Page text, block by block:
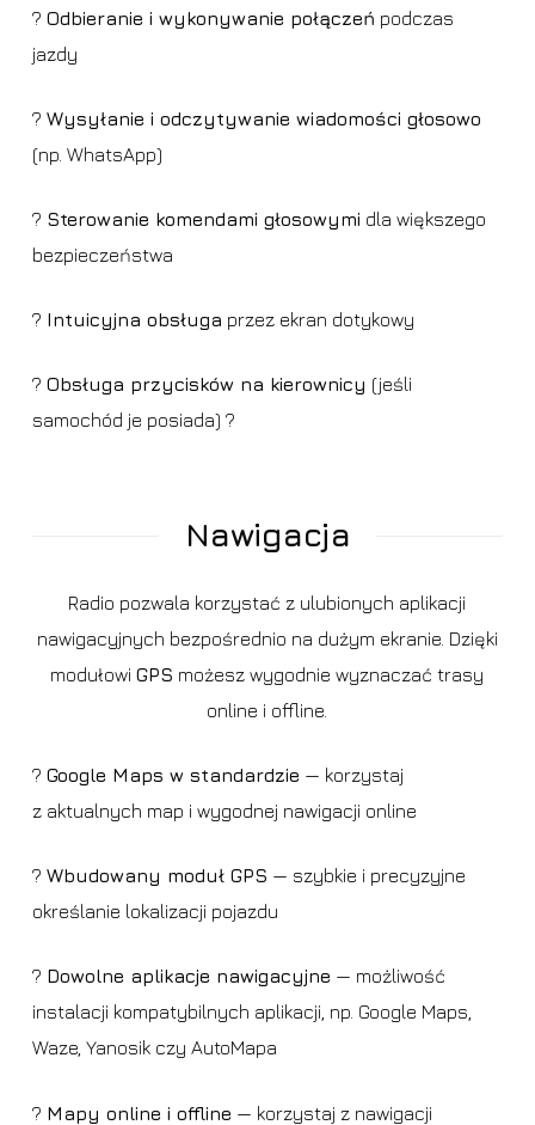
? Odbieranie i wykonywanie połączeń podczas
jazdy
? Wysyłanie i odczytywanie wiadomości głosowo
(np. WhatsApp)
? Sterowanie komendami głosowymi dla większego
bezpieczeństwa
? Intuicyjna obsługa przez ekran dotykowy
?️ Obsługa przycisków na kierownicy (jeśli
samochód je posiada) ?
Nawigacja
Radio pozwala korzystać z ulubionych aplikacji
nawigacyjnych bezpośrednio na dużym ekranie. Dzięki
modułowiGPS możesz wygodnie wyznaczać trasy
online i offline.
?️ Google Maps w standardzie — korzystaj
z aktualnych map i wygodnej nawigacji online
? Wbudowany moduł GPS — szybkie i precyzyjne
określanie lokalizacji pojazdu
? Dowolne aplikacje nawigacyjne — możliwość
instalacji kompatybilnych aplikacji, np. Google Maps,
Waze, Yanosik czy AutoMapa
? Mapy online i offline — korzystaj z nawigacji